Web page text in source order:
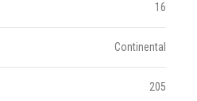
16
Continental
205